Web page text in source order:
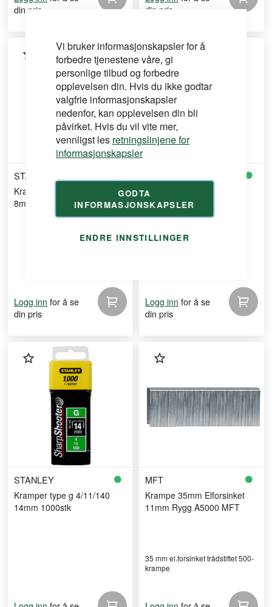
Vi bruker informasjonskapsler for å
forbedre tjenestene våre, gi
personlige tilbud og forbedre
opplevelsen din. Hvis du ikke godtar
valgfrie informasjonskapsler
nedenfor, kan opplevelsen din bli
påvirket. Hvis du vil vite mer,
vennligst les retningslinjene for
informasjonskapsler
GODTA
INFORMASJONSKAPSLER
ENDRE INNSTILLINGER
din pris
din pris
STANLEY
Kramper type g 4/11/140
8mm 1000stk
Logg inn for å se
din pris
Kramper type g 4/11/140
10mm 1000stk
Logg inn for å se
din pris
STANLEY
Kramper type g 4/11/140
14mm 1000stk
MFT
Krampe 35mm Elforsinket
11mm Rygg A5000 MFT
35 mm el.forsinket trådstiftet 500-
krampe